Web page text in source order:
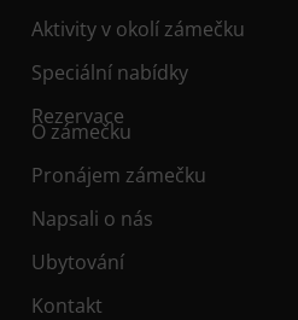
Aktivity v okolí zámečku
Speciální nabídky
Rezervace
O zámečku
Pronájem zámečku
Napsali o nás
Ubytování
Kontakt